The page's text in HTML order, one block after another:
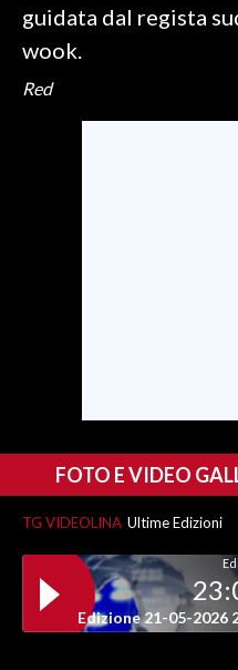
INSULARITÀ
INFO AZIENDE
guidata dal regista
wook.
Red
FOTO E VIDEO
TG VIDEOLINA Ultime Edizioni
Edizione 21-05-2026